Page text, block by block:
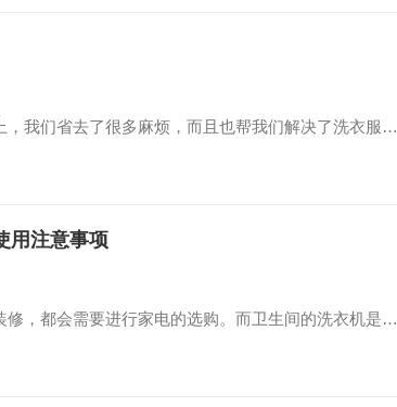
我们省去了很多麻烦，而且也帮我们解决了洗衣服…
用注意事项
，都会需要进行家电的选购。而卫生间的洗衣机是…